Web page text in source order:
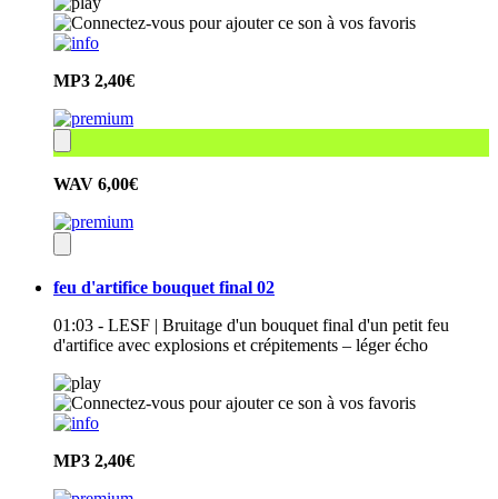
MP3 2,40€
WAV 6,00€
feu d'artifice bouquet final 02
01:03 - LESF | Bruitage d'un bouquet final d'un petit feu
d'artifice avec explosions et crépitements – léger écho
MP3 2,40€